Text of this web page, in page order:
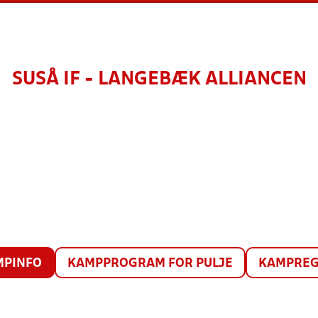
SUSÅ IF - LANGEBÆK ALLIANCEN
KAMPPROGRAM FOR PULJE